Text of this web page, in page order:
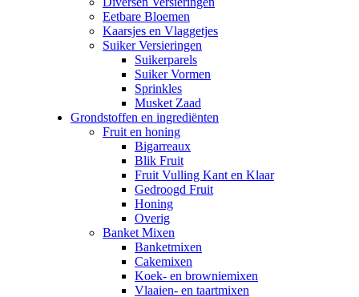
Eetbare Bloemen
Kaarsjes en Vlaggetjes
Suiker Versieringen
Suikerparels
Suiker Vormen
Sprinkles
Musket Zaad
Grondstoffen en ingrediënten
Fruit en honing
Bigarreaux
Blik Fruit
Fruit Vulling Kant en Klaar
Gedroogd Fruit
Honing
Overig
Banket Mixen
Banketmixen
Cakemixen
Koek- en browniemixen
Vlaaien- en taartmixen